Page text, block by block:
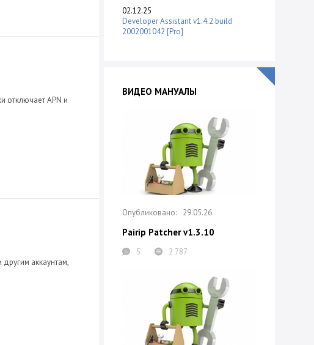
отключает APN и
аккаунтам,
02.12.25
Developer Assistant v1.4.2 build
2002001042 [Pro]
ВИДЕО МАНУАЛЫ
29.05.26
Pairip Patcher v1.3.10
5 2 787